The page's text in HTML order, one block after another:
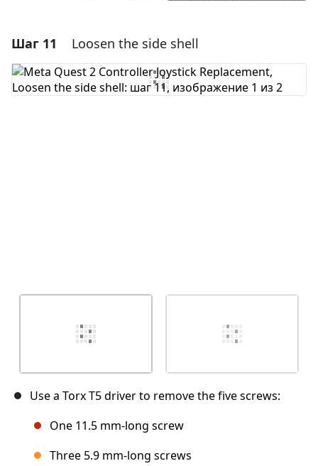
Добавить комментарий
Добавить комментарий
Шаг 11 Loosen the side shell
Use a Torx T5 driver to remove the five screws:
One 11.5 mm‑long screw
Three 5.9 mm‑long screws